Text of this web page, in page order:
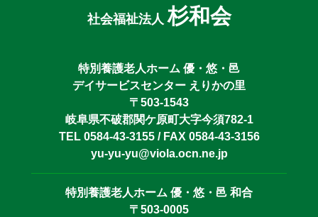
社会福祉法人杉和会
特別養護老人ホーム 優・悠・邑
デイサービスセンター えりかの里
〒503-1543
岐阜県不破郡関ケ原町大字今須782-1
TEL 0584-43-3155 / FAX 0584-43-3156
yu-yu-yu@viola.ocn.ne.jp
特別養護老人ホーム 優・悠・邑 和合
〒503-0005